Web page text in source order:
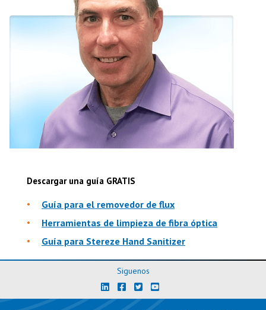
Descargar una guía GRATIS
Guía para el removedor de flux
Herramientas de limpieza de fibra óptica
Guía para Stereze Hand Sanitizer
Siguenos